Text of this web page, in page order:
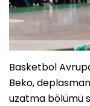
Basketbol
Beko,
uzatma bölümü